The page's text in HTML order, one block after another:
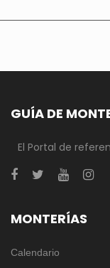
GUÍA DE
El Portal de
MONTERÍAS
Calendario